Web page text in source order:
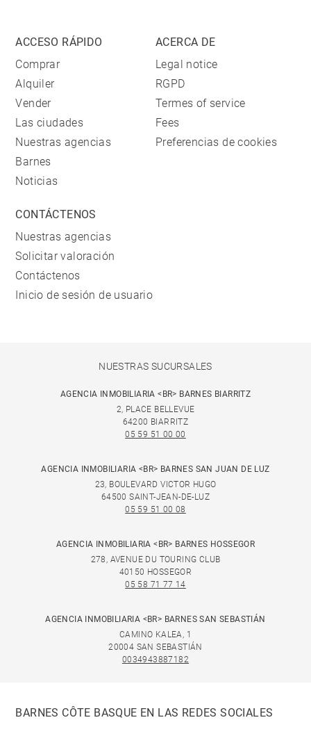
ACCESO RÁPIDO
Comprar
Alquiler
Vender
Las ciudades
Nuestras agencias
Barnes
Noticias
ACERCA DE
Legal notice
RGPD
Termes of service
Fees
Preferencias de cookies
CONTÁCTENOS
Nuestras agencias
Solicitar valoración
Contáctenos
Inicio de sesión de usuario
NUESTRAS SUCURSALES
AGENCIA INMOBILIARIA <BR> BARNES BIARRITZ
2, PLACE BELLEVUE
64200 BIARRITZ
05 59 51 00 00
AGENCIA INMOBILIARIA <BR> BARNES SAN JUAN DE LUZ
23, BOULEVARD VICTOR HUGO
64500 SAINT-JEAN-DE-LUZ
05 59 51 00 08
AGENCIA INMOBILIARIA <BR> BARNES HOSSEGOR
278, AVENUE DU TOURING CLUB
40150 HOSSEGOR
05 58 71 77 14
AGENCIA INMOBILIARIA <BR> BARNES SAN SEBASTIÁN
CAMINO KALEA, 1
20004 SAN SEBASTIÁN
0034943887182
BARNES CÔTE BASQUE EN LAS REDES SOCIALES